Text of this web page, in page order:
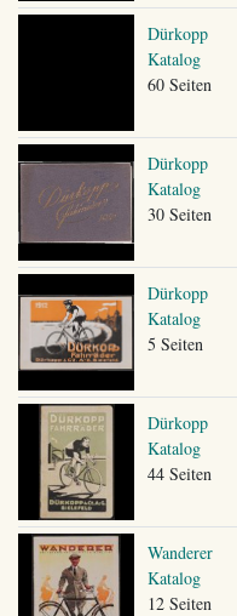
Dürkopp
Katalog
60 Seiten
Dürkopp
Katalog
30 Seiten
Dürkopp
Katalog
5 Seiten
Dürkopp
Katalog
44 Seiten
Wanderer
Katalog
12 Seiten